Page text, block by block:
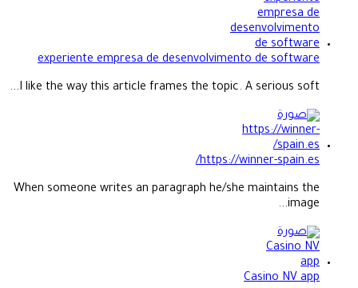
experiente empresa de desenvolvimento de software
I like the way this article frames the topic. A serious soft...
https://winner-spain.es/
When someone writes an paragraph he/she maintains the
image...
Casino NV app